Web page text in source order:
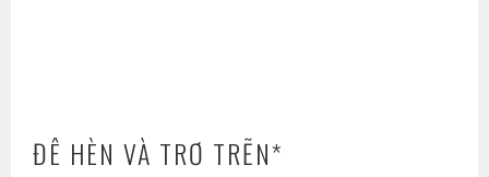
ĐÊ HÈN VÀ TRƠ TRẼN*